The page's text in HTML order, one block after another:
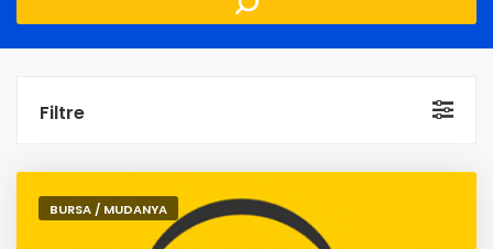
Filtre
BURSA / MUDANYA